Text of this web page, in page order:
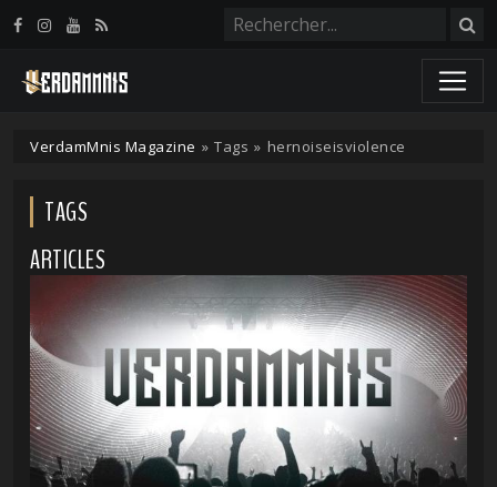
VerdamMnis Magazine » Tags » hernoiseisviolence
TAGS
ARTICLES
Panneau de gestion des cookies